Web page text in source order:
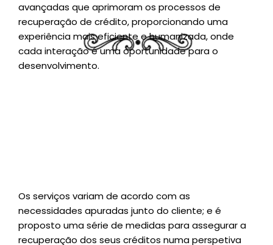
avançadas que aprimoram os processos de
recuperação de crédito, proporcionando uma
experiência mais eficiente e humanizada, onde
cada interação é uma oportunidade para o
desenvolvimento.
Os serviços variam de acordo com as
necessidades apuradas junto do cliente; e é
proposto uma série de medidas para assegurar a
recuperação dos seus créditos numa perspetiva